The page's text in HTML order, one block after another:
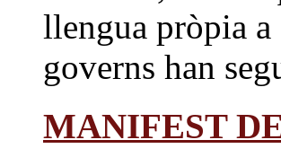
llengua pròpia a
governs han
MANIFEST